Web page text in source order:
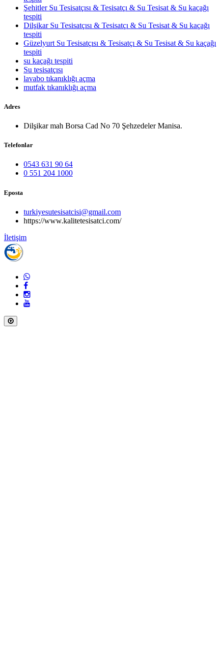
Şehitler Su Tesisatçısı & Tesisatçı & Su Tesisat & Su kaçağı
tespiti
Dilşikar Su Tesisatçısı & Tesisatçı & Su Tesisat & Su kaçağı
tespiti
Güzelyurt Su Tesisatçısı & Tesisatçı & Su Tesisat & Su kaçağı
tespiti
su kaçağı tespiti
Su tesisatçısı
lavabo tıkanıklığı açma
mutfak tıkanıklığı açma
Adres
Dilşikar mah Borsa Cad No 70 Şehzedeler Manisa.
Telefonlar
0543 631 90 64
0 551 204 1000
Eposta
turkiyesutesisatcisi@gmail.com
https://www.kalitetesisatci.com/
İletişim